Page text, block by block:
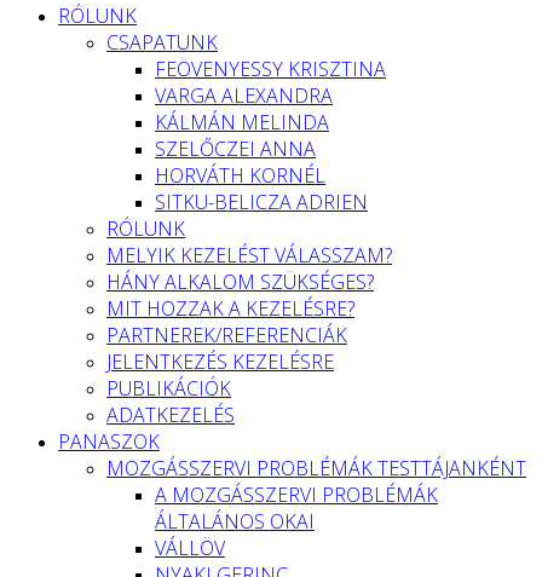
RÓLUNK
CSAPATUNK
FEÖVENYESSY KRISZTINA
VARGA ALEXANDRA
KÁLMÁN MELINDA
SZELŐCZEI ANNA
HORVÁTH KORNÉL
SITKU-BELICZA ADRIEN
RÓLUNK
MELYIK KEZELÉST VÁLASSZAM?
HÁNY ALKALOM SZÜKSÉGES?
MIT HOZZAK A KEZELÉSRE?
PARTNEREK/REFERENCIÁK
JELENTKEZÉS KEZELÉSRE
PUBLIKÁCIÓK
ADATKEZELÉS
PANASZOK
MOZGÁSSZERVI PROBLÉMÁK TESTTÁJANKÉNT
A MOZGÁSSZERVI PROBLÉMÁK
ÁLTALÁNOS OKAI
VÁLLÖV